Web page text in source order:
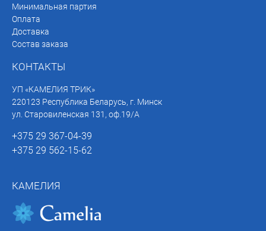
Минимальная партия
Оплата
Доставка
Состав заказа
КОНТАКТЫ
УП «КАМЕЛИЯ ТРИК»
220123 Республика Беларусь, г. Минск
ул. Старовиленская 131, оф.19/А
+375 29 367-04-39
+375 29 562-15-62
КАМЕЛИЯ